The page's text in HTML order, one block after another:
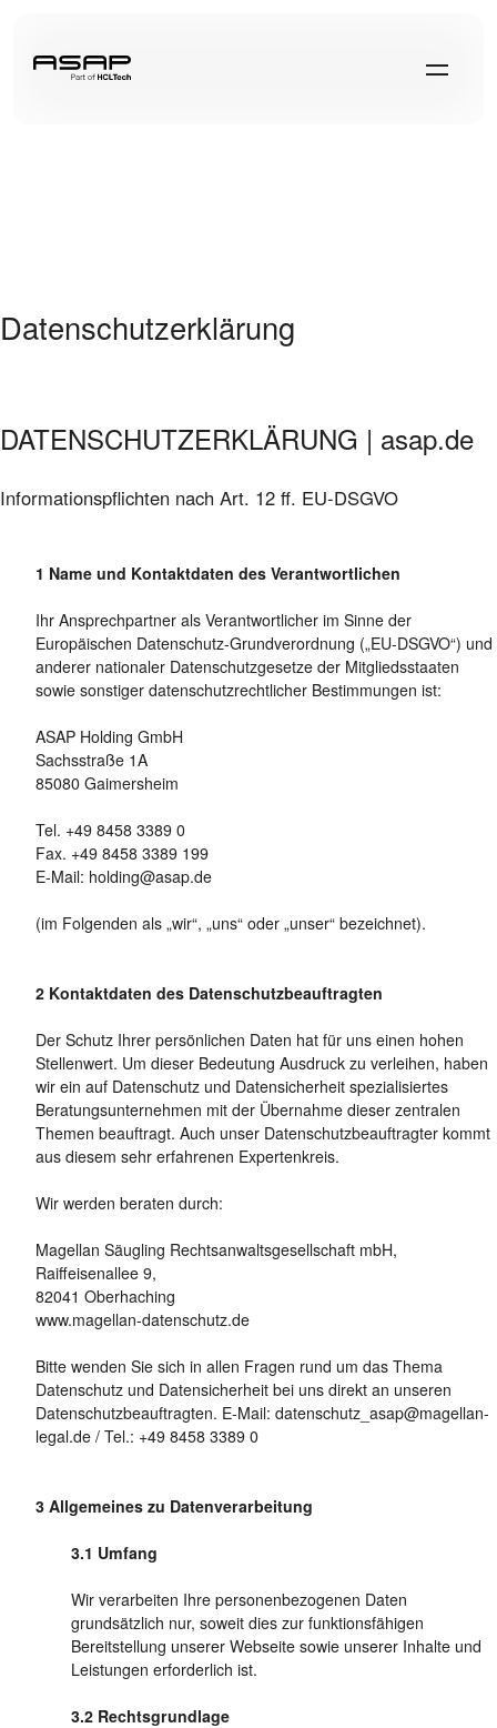
Datenschutzerklärung
DATENSCHUTZERKLÄRUNG | asap.de
Informationspflichten nach Art. 12 ff. EU-DSGVO
Name und Kontaktdaten des Verantwortlichen
Ihr Ansprechpartner als Verantwortlicher im Sinne der
Europäischen Datenschutz-Grundverordnung („EU-DSGVO“) und
anderer nationaler Datenschutzgesetze der Mitgliedsstaaten
sowie sonstiger datenschutzrechtlicher Bestimmungen ist:
ASAP Holding GmbH
Sachsstraße 1A
85080 Gaimersheim
Tel. +49 8458 3389 0
Fax. +49 8458 3389 199
E-Mail: holding@asap.de
(im Folgenden als „wir“, „uns“ oder „unser“ bezeichnet).
Kontaktdaten des Datenschutzbeauftragten
Der Schutz Ihrer persönlichen Daten hat für uns einen hohen
Stellenwert. Um dieser Bedeutung Ausdruck zu verleihen, haben
wir ein auf Datenschutz und Datensicherheit spezialisiertes
Beratungsunternehmen mit der Übernahme dieser zentralen
Themen beauftragt. Auch unser Datenschutzbeauftragter kommt
aus diesem sehr erfahrenen Expertenkreis.
Wir werden beraten durch:
Magellan Säugling Rechtsanwaltsgesellschaft mbH,
Raiffeisenallee 9,
82041 Oberhaching
www.magellan-datenschutz.de
Bitte wenden Sie sich in allen Fragen rund um das Thema
Datenschutz und Datensicherheit bei uns direkt an unseren
Datenschutzbeauftragten. E-Mail: datenschutz_asap@magellan-
legal.de / Tel.: +49 8458 3389 0
Allgemeines zu Datenverarbeitung
Umfang
Wir verarbeiten Ihre personenbezogenen Daten
grundsätzlich nur, soweit dies zur funktionsfähigen
Bereitstellung unserer Webseite sowie unserer Inhalte und
Leistungen erforderlich ist.
Rechtsgrundlage